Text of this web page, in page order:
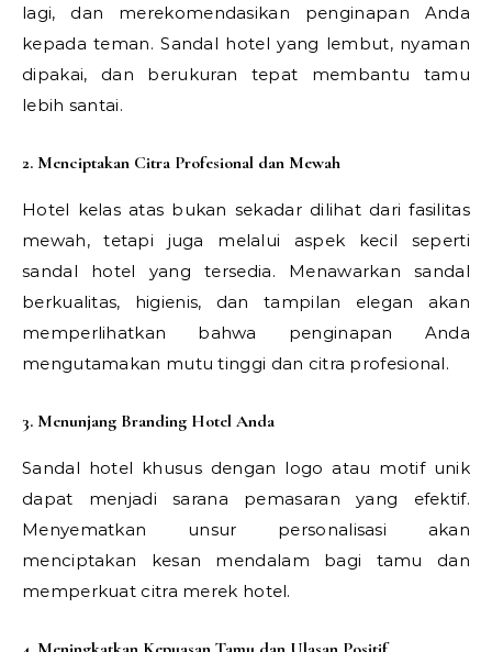
lagi, dan merekomendasikan penginapan Anda
kepada teman. Sandal hotel yang lembut, nyaman
dipakai, dan berukuran tepat membantu tamu
lebih santai.
2. Menciptakan Citra Profesional dan Mewah
Hotel kelas atas bukan sekadar dilihat dari fasilitas
mewah, tetapi juga melalui aspek kecil seperti
sandal hotel yang tersedia. Menawarkan sandal
berkualitas, higienis, dan tampilan elegan akan
memperlihatkan bahwa penginapan Anda
mengutamakan mutu tinggi dan citra profesional.
3. Menunjang Branding Hotel Anda
Sandal hotel khusus dengan logo atau motif unik
dapat menjadi sarana pemasaran yang efektif.
Menyematkan unsur personalisasi akan
menciptakan kesan mendalam bagi tamu dan
memperkuat citra merek hotel.